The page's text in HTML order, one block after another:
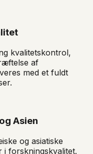
kvalitetskontrol,
af
med et fuldt
Asien
og asiatiske
i forskningskvalitet.